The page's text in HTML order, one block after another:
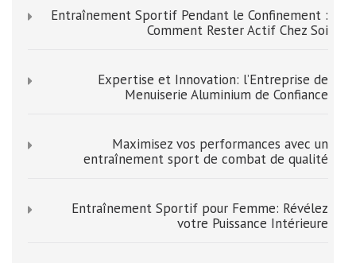
Entraînement Sportif Pendant le Confinement :
Comment Rester Actif Chez Soi
Expertise et Innovation: l’Entreprise de
Menuiserie Aluminium de Confiance
Maximisez vos performances avec un
entraînement sport de combat de qualité
Entraînement Sportif pour Femme: Révélez
votre Puissance Intérieure